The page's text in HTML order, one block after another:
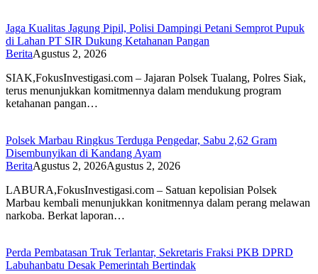
Jaga Kualitas Jagung Pipil, Polisi Dampingi Petani Semprot Pupuk
di Lahan PT SIR Dukung Ketahanan Pangan
BeritaAgustus 2, 2026
SIAK,FokusInvestigasi.com – Jajaran Polsek Tualang, Polres Siak,
terus menunjukkan komitmennya dalam mendukung program
ketahanan pangan…
Polsek Marbau Ringkus Terduga Pengedar, Sabu 2,62 Gram
Disembunyikan di Kandang Ayam
BeritaAgustus 2, 2026Agustus 2, 2026
LABURA,FokusInvestigasi.com – Satuan kepolisian Polsek
Marbau kembali menunjukkan konitmennya dalam perang melawan
narkoba. Berkat laporan…
Perda Pembatasan Truk Terlantar, Sekretaris Fraksi PKB DPRD
Labuhanbatu Desak Pemerintah Bertindak